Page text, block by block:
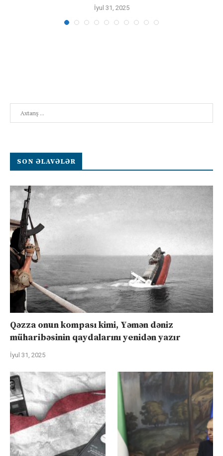
İyul 31, 2025
SON ƏLAVƏLƏR
Qəzza onun kompası kimi, Yəmən dəniz
müharibəsinin qaydalarını yenidən yazır
İyul 31, 2025